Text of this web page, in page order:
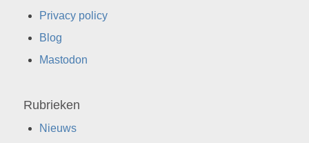
Privacy policy
Blog
Mastodon
Rubrieken
Nieuws